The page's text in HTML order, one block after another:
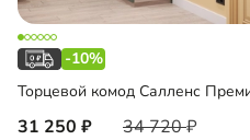
-10%
31 250 34 720